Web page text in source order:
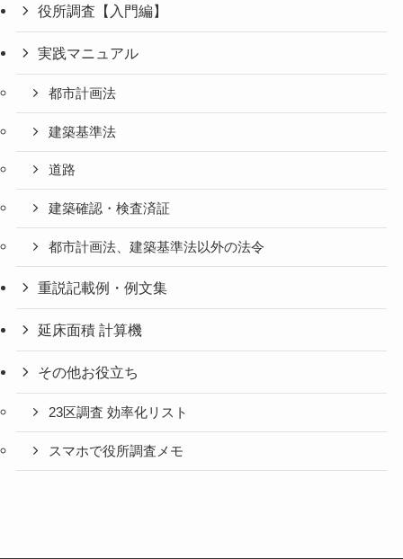
役所調査【入門編】
実践マニュアル
都市計画法
建築基準法
道路
建築確認・検査済証
都市計画法、建築基準法以外の法令
重説記載例・例文集
延床面積 計算機
その他お役立ち
23区調査 効率化リスト
スマホで役所調査メモ